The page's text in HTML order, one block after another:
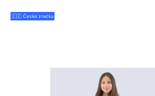
🇨🇿 Česká značka